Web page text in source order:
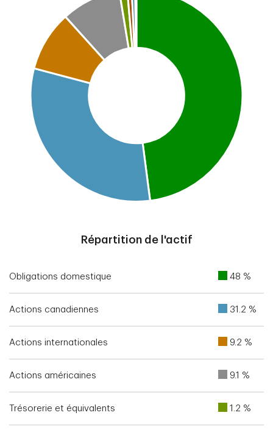
This is a portfolio analysis pie chart
Répartition de l'actif
Obligations domestique 48 %
Actions canadiennes 31.2 %
Actions internationales 9.2 %
Actions américaines 9.1 %
Trésorerie et équivalents 1.2 %